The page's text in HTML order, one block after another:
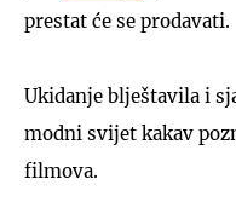
prestat će se prodavati.
Ukidanje blještavila i
modni svijet kakav
filmova.